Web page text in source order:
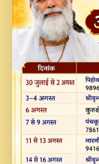
Vaishno Devi
Lakhwinder
MERE MANN
NEW PUNAJBI
FULL VIDEO
Na To Roop
Divine Bhajan by
#BhaktiPath.mp3
Radha Rani
Song By Chitra